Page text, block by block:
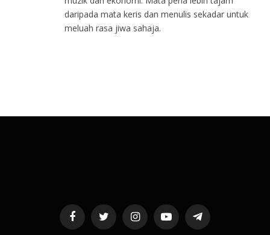
daripada mata keris dan menulis sekadar untuk
meluah rasa jiwa sahaja.
FacebookTwitter InstagramYouTubeTelegram